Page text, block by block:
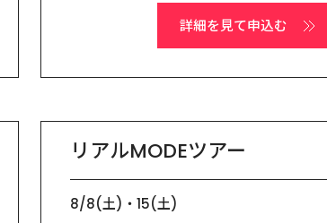
詳細を見て申込む
リアルMODEツアー
8/8(土)・15(土)